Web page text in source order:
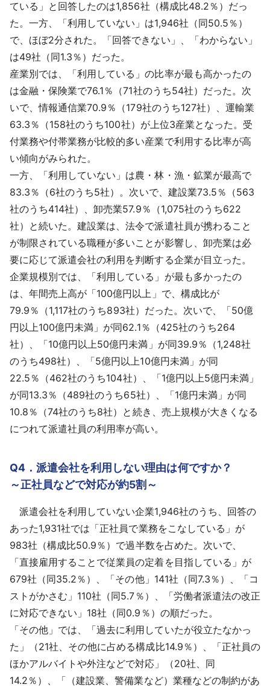
ている」と回答したのは1,856社（構成比48.2％）だっ
た。一方、「利用していない」は1,946社（同50.5％）
で、ほぼ2分された。「回答できない」、「わからない」
は49社（同1.3％）だった。
産業別では、「利用している」の比率が最も高かったの
は金融・保険業で76.1％（71社のうち54社）だった。次
いで、情報通信業70.9％（179社のうち127社）、運輸業
63.3％（158社のうち100社）が上位3産業となった。受
付業務や付帯業務が比較的多い産業で利用する比率が高
い傾向がみられた。
一方、「利用していない」は農・林・漁・鉱業が最高で
83.3％（6社のうち5社）。次いで、建設業73.5％（563
社のうち414社）、卸売業57.9％（1,075社のうち622
社）と続いた。建設業は、法令で派遣社員が携わること
が制限されている職種が多いことが影響し、卸売業は必
要に応じて派遣会社の利用を判断する企業が目立った。
企業規模別では、「利用している」が最も多かったの
は、年間売上高が「100億円以上」で、構成比が
79.9％（1,117社のうち893社）だった。次いで、「50億
円以上100億円未満」が同62.1％（425社のうち264
社）、「10億円以上50億円未満」が同39.9％（1,248社
のうち498社）、「5億円以上10億円未満」が同
22.5％（462社のうち104社）、「1億円以上5億円未満」
が同13.3％（489社のうち65社）、「1億円未満」が同
10.8％（74社のうち8社）と続き、売上規模が大きくなる
につれて派遣社員の利用率が高い。
Q4．派遣会社を利用しない理由は何ですか？
～正社員などで対応が約5割～
派遣会社を利用していない企業1,946社のうち、回答の
あった1,931社では「正社員で業務をこなしている」が
983社（構成比50.9％）で過半数を占めた。次いで、
「直接雇用することで従業員の定着を目指している」が
679社（同35.2％）、「その他」141社（同7.3％）、「コ
ストがかさむ」110社（同5.7％）、「労働者派遣法の改正
に対応できない」18社（同0.9％）の順だった。
「その他」では、「過去に利用していたが役立たなかっ
た」（21社、その他に占める構成比14.9％）、「正社員の
ほかアルバイトや外注などで対応」（20社、同
14.2％）、「（建設業、警備業など）業種などの制約があ